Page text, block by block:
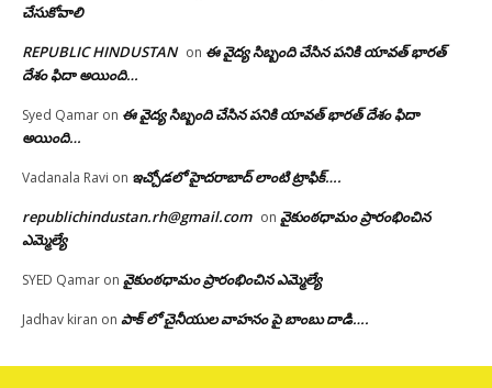
చేసుకోవాలి
REPUBLIC HINDUSTAN on ఈ వైద్య సిబ్బంది చేసిన పనికి యావత్ భారత్
దేశం ఫిదా అయింది…
Syed Qamar on ఈ వైద్య సిబ్బంది చేసిన పనికి యావత్ భారత్ దేశం ఫిదా
అయింది…
Vadanala Ravi on ఇచ్చోడలో హైదరాబాద్ లాంటి ట్రాఫిక్….
republichindustan.rh@gmail.com on వైకుంఠధామం ప్రారంభించిన
ఎమ్మెల్యే
SYED Qamar on వైకుంఠధామం ప్రారంభించిన ఎమ్మెల్యే
Jadhav kiran on పాక్ లో చైనీయుల వాహనం పై బాంబు దాడి….